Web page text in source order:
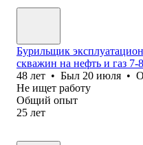
Бурильщик
скважин на нефть и газ 7-
48 лет • Был 20 июля •
Не ищет работу
Общий опыт
25 лет